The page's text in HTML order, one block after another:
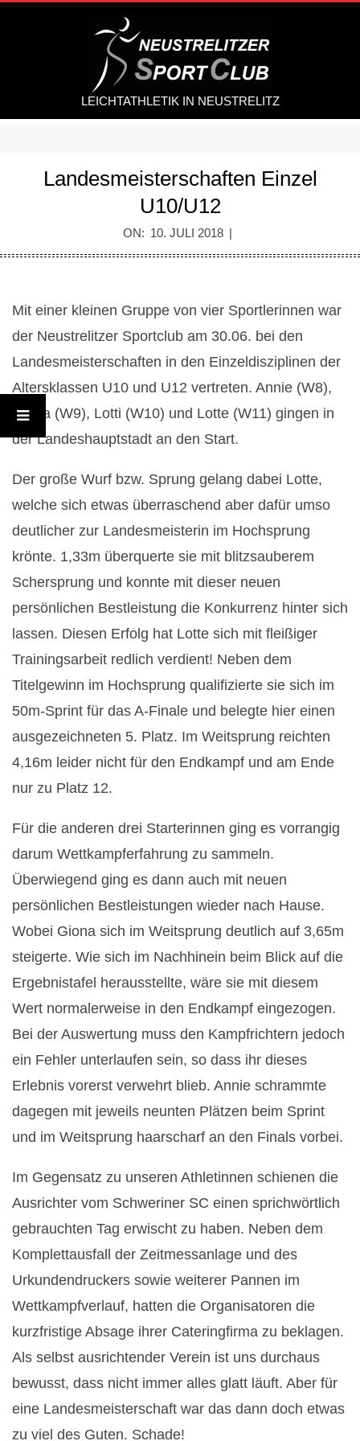
LEICHTATHLETIK IN NEUSTRELITZ
Menu
Landesmeisterschaften Einzel
U10/U12
ON: 10. JULI 2018
L
a
n
d
e
s
m
e
i
s
t
e
r
s
c
h
a
f
t
e
n
E
i
n
z
e
l
U
1
Mit einer kleinen Gruppe von vier Sportlerinnen war
der Neustrelitzer Sportclub am 30.06. bei den
Landesmeisterschaften in den Einzeldisziplinen der
Altersklassen U10 und U12 vertreten. Annie (W8),
Giona (W9), Lotti (W10) und Lotte (W11) gingen in
der Landeshauptstadt an den Start.
Der große Wurf bzw. Sprung gelang dabei Lotte,
welche sich etwas überraschend aber dafür umso
deutlicher zur Landesmeisterin im Hochsprung
krönte. 1,33m überquerte sie mit blitzsauberem
Schersprung und konnte mit dieser neuen
persönlichen Bestleistung die Konkurrenz hinter sich
lassen. Diesen Erfolg hat Lotte sich mit fleißiger
Trainingsarbeit redlich verdient! Neben dem
Titelgewinn im Hochsprung qualifizierte sie sich im
50m-Sprint für das A-Finale und belegte hier einen
ausgezeichneten 5. Platz. Im Weitsprung reichten
4,16m leider nicht für den Endkampf und am Ende
nur zu Platz 12.
Für die anderen drei Starterinnen ging es vorrangig
darum Wettkampferfahrung zu sammeln.
Überwiegend ging es dann auch mit neuen
persönlichen Bestleistungen wieder nach Hause.
Wobei Giona sich im Weitsprung deutlich auf 3,65m
steigerte. Wie sich im Nachhinein beim Blick auf die
Ergebnistafel herausstellte, wäre sie mit diesem
Wert normalerweise in den Endkampf eingezogen.
Bei der Auswertung muss den Kampfrichtern jedoch
ein Fehler unterlaufen sein, so dass ihr dieses
Erlebnis vorerst verwehrt blieb. Annie schrammte
dagegen mit jeweils neunten Plätzen beim Sprint
und im Weitsprung haarscharf an den Finals vorbei.
Im Gegensatz zu unseren Athletinnen schienen die
Ausrichter vom Schweriner SC einen sprichwörtlich
gebrauchten Tag erwischt zu haben. Neben dem
Komplettausfall der Zeitmessanlage und des
Urkundendruckers sowie weiterer Pannen im
Wettkampfverlauf, hatten die Organisatoren die
kurzfristige Absage ihrer Cateringfirma zu beklagen.
Als selbst ausrichtender Verein ist uns durchaus
bewusst, dass nicht immer alles glatt läuft. Aber für
eine Landesmeisterschaft war das dann doch etwas
zu viel des Guten. Schade!